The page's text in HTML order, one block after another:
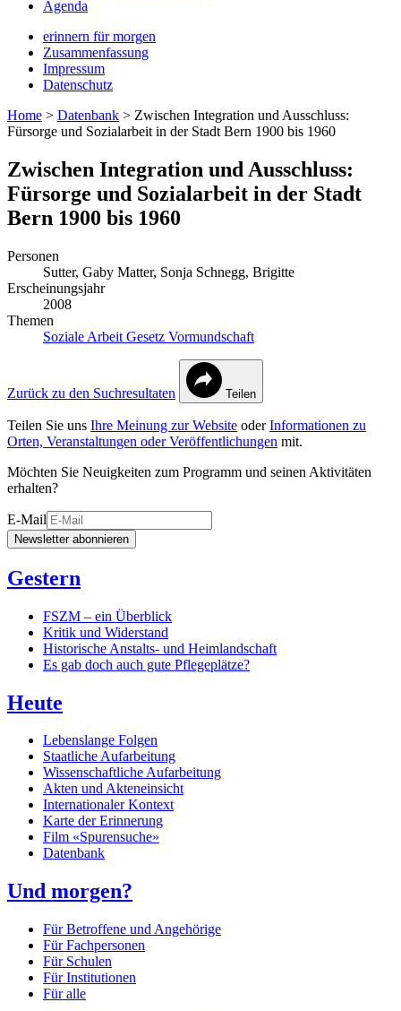
Agenda
erinnern für morgen
Zusammenfassung
Impressum
Datenschutz
Home > Datenbank > Zwischen Integration und Ausschluss:
Fürsorge und Sozialarbeit in der Stadt Bern 1900 bis 1960
Zwischen Integration und Ausschluss:
Fürsorge und Sozialarbeit in der Stadt
Bern 1900 bis 1960
Personen
Sutter, Gaby Matter, Sonja Schnegg, Brigitte
Erscheinungsjahr
2008
Themen
Soziale Arbeit Gesetz Vormundschaft
Zurück zu den Suchresultaten Teilen
Teilen Sie uns Ihre Meinung zur Website oderInformationen zu
Orten, Veranstaltungen oder Veröffentlichungen mit.
Möchten Sie Neuigkeiten zum Programm und seinen Aktivitäten
erhalten?
E-Mail
Newsletter abonnieren
Gestern
FSZM – ein Überblick
Kritik und Widerstand
Historische Anstalts- und Heimlandschaft
Es gab doch auch gute Pflegeplätze?
Heute
Lebenslange Folgen
Staatliche Aufarbeitung
Wissenschaftliche Aufarbeitung
Akten und Akteneinsicht
Internationaler Kontext
Karte der Erinnerung
Film «Spurensuche»
Datenbank
Und morgen?
Für Betroffene und Angehörige
Für Fachpersonen
Für Schulen
Für Institutionen
Für alle